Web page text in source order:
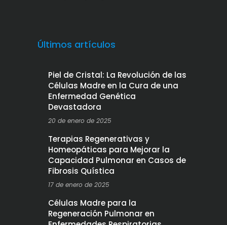
Últimos artículos
Piel de Cristal: La Revolución de las
Células Madre en la Cura de una
Enfermedad Genética
Devastadora
20 de enero de 2025
Terapias Regenerativas y
Homeopáticas para Mejorar la
Capacidad Pulmonar en Casos de
Fibrosis Quística
17 de enero de 2025
Células Madre para la
Regeneración Pulmonar en